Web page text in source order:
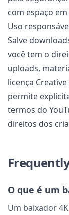
com espaço
Uso
Salve
você tem o
uploads,
licença
permite
termos do
direitos dos
O que é um
Um baixador